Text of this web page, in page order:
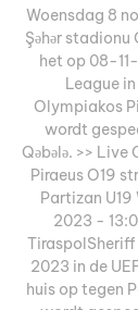
Woensdag 8
Şəhər stadionu
het op 08-
League
Olympiakos
wordt
Qəbələ. >>
Piraeus O19
Partizan
2023 -
TiraspolSheriff
2023 in de
huis op tegen